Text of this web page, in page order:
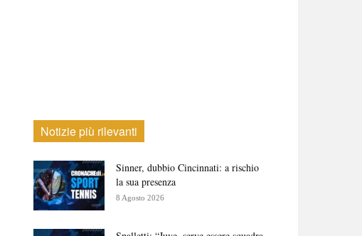
Notizie più rilevanti
Sinner, dubbio Cincinnati: a rischio
la sua presenza
8 Agosto 2026